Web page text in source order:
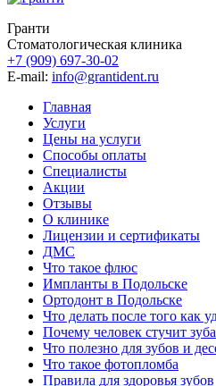
Гранти
Стоматологическая клиника
+7 (909) 697-30-02
E-mail: info@grantident.ru
Главная
Услуги
Цены на услуги
Способы оплаты
Специалисты
Акции
Отзывы
О клинике
Лицензии и сертификаты
ДМС
Что такое флюс
Импланты в Подольске
Ортодонт в Подольске
Что делать после того как
Почему человек стучит
Что полезно для зубов и
Что такое фотопломба
Правила для здоровья зубов